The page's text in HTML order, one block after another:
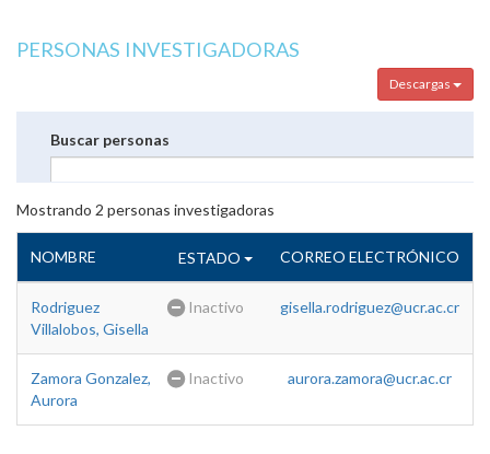
PERSONAS INVESTIGADORAS
Descargas
Buscar personas
Mostrando 2 personas investigadoras
NOMBRE ESTADO CORREO ELECTRÓNICO
Rodriguez
Villalobos, Gisella
Inactivo gisella.rodriguez@ucr.ac.cr
Zamora Gonzalez,
Aurora
Inactivo aurora.zamora@ucr.ac.cr